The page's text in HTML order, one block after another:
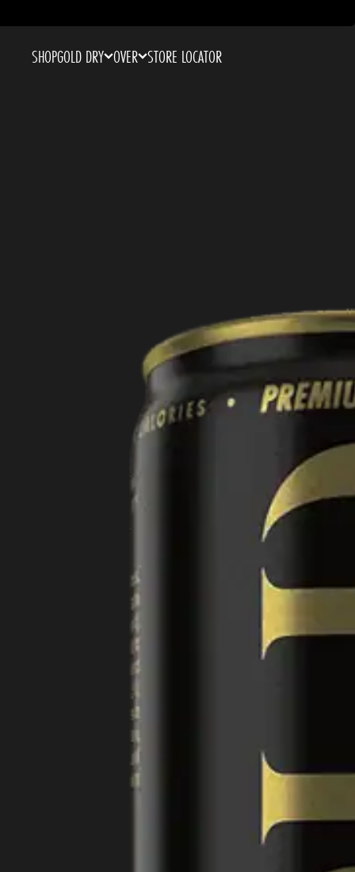
SHOPGOLD DRY OVER STORE LOCATOR